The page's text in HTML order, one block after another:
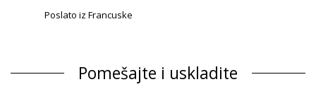
Poslato iz Francuske
Pomešajte i uskladite